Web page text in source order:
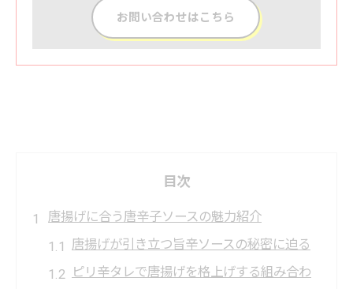
お問い合わせはこちら
目次
唐揚げに合う唐辛子ソースの魅力紹介
唐揚げが引き立つ旨辛ソースの秘密に迫る
ピリ辛タレで唐揚げを格上げする組み合わ